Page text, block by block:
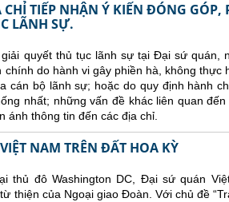
TIẾP NHẬN Ý KIẾN ĐÓNG GÓP,
LÃNH SỰ.
quyết thủ tục lãnh sự tại Đại sứ quán,
chính do hành vi gây phiền hà, không thực
cán bộ lãnh sự; hoặc do quy định hành
nhất; những vấn đề khác liên quan
ánh thông tin đến các địa chỉ.
NAM TRÊN ĐẤT HOA KỲ
thủ đô Washington DC, Đại sứ quán
thiện của Ngoại giao Đoàn. Với chủ đề